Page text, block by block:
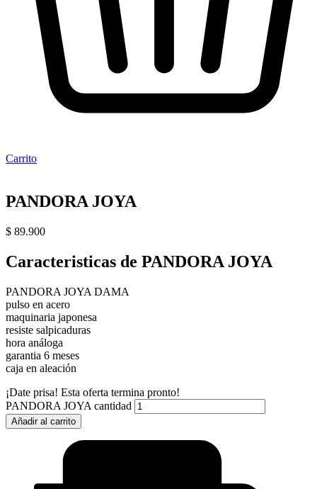
Carrito
PANDORA JOYA
$ 89.900
Caracteristicas de PANDORA JOYA
PANDORA JOYA DAMA
pulso en acero
maquinaria japonesa
resiste salpicaduras
hora análoga
garantia 6 meses
caja en aleación
¡Date prisa! Esta oferta termina pronto!
PANDORA JOYA cantidad
Añadir al carrito